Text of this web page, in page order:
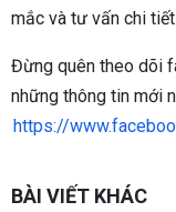
mắc và tư vấn chi
Đừng quên theo dõi
những thông tin mới
https://
BÀI VIẾT KHÁC